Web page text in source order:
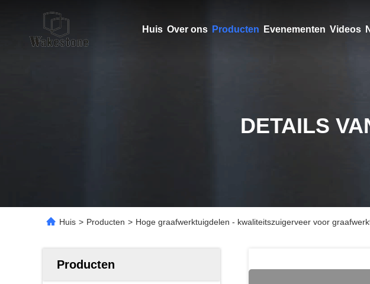
Huis Over ons Producten Evenementen Videos
DETAILS
Huis > Producten > Hoge graafwerktuigdelen - kwaliteitszuigerveer voor
Producten